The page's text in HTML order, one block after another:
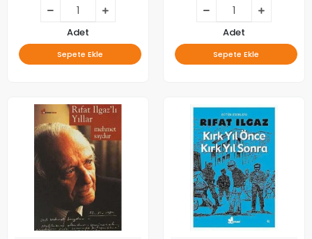
Adet
Sepete Ekle
Adet
Sepete Ekle